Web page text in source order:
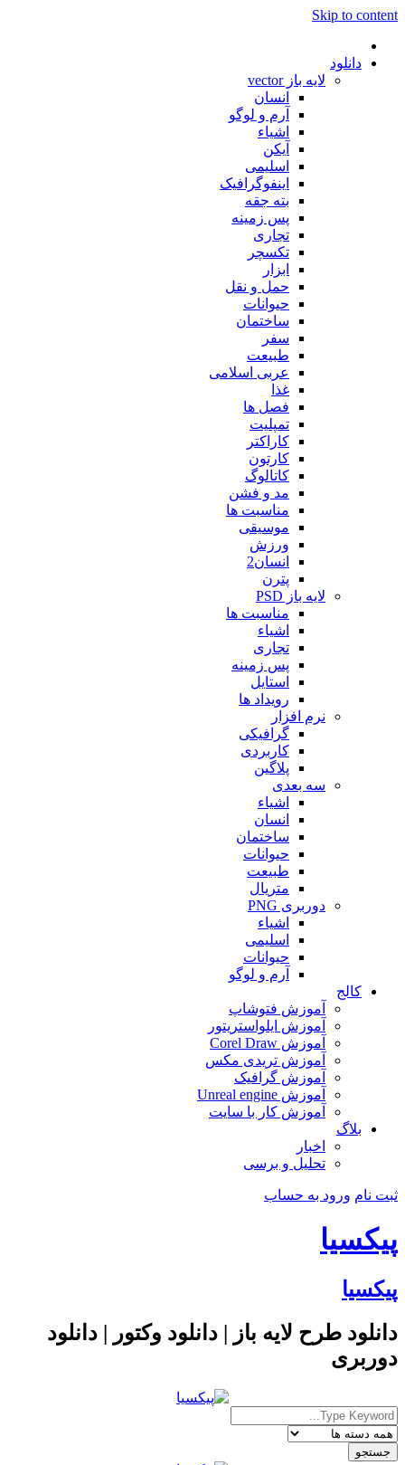
Skip to content
دانلود
لایه باز vector
انسان
آرم و لوگو
اشیاء
آیکن
اسلیمی
اینفوگرافیک
بته جقه
پس زمینه
تجاری
تکسچر
ابزار
حمل و نقل
حیوانات
ساختمان
سفر
طبیعت
عربی اسلامی
غذا
فصل ها
تمپلیت
کاراکتر
کارتون
کاتالوگ
مد و فشن
مناسبت ها
موسیقی
ورزش
انسان2
پترن
لایه باز PSD
مناسبت ها
اشیاء
تجاری
پس زمینه
استایل
رویداد ها
نرم افزار
گرافیکی
کاربردی
پلاگین
سه بعدی
اشیاء
انسان
ساختمان
حیوانات
طبیعت
متریال
دوربری PNG
اشیاء
اسلیمی
حیوانات
آرم و لوگو
کالج
آموزش فتوشاپ
آموزش ایلواستریتور
آموزش Corel Draw
آموزش تریدی مکس
آموزش گرافیک
آموزش Unreal engine
آموزش کار با سایت
بلاگ
اخبار
تحلیل و برسی
ثبت نام ورود به حساب
پیکسیا
پیکسیا
دانلود طرح لایه باز | دانلود وکتور | دانلود
دوربری